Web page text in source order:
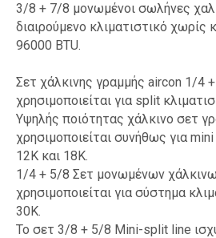
3/8 + 7/8 μονωμένοι σωλήνες
διαιρούμενο κλιματιστικό χωρίς
96000 BTU.
Σετ χάλκινης γραμμής aircon 1/4
χρησιμοποιείται για split
Υψηλής ποιότητας χάλκινο σετ
χρησιμοποιείται συνήθως για
12Κ και 18Κ.
1/4 + 5/8 Σετ μονωμένων
χρησιμοποιείται για σύστημα
30Κ.
Το σετ 3/8 + 5/8 Mini-split line